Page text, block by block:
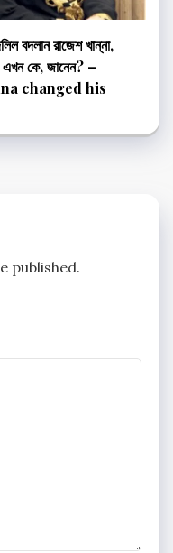
বদলান রাজেশ খান্না,
এখন কে, জানেন? –
changed his
published.